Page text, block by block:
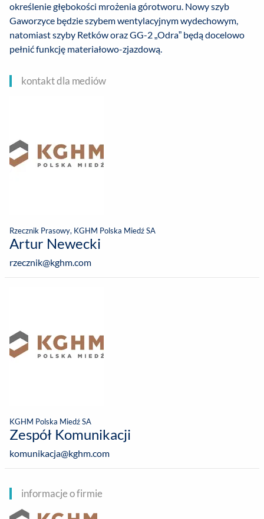
określenie głębokości mrożenia górotworu. Nowy szyb
Gaworzyce będzie szybem wentylacyjnym wydechowym,
natomiast szyby Retków oraz GG-2 „Odra” będą docelowo
pełnić funkcję materiałowo-zjazdową.
kontakt dla mediów
Rzecznik Prasowy, KGHM Polska Miedź SA
Artur Newecki
rzecznik@kghm.com
KGHM Polska Miedź SA
Zespół Komunikacji
komunikacja@kghm.com
informacje o firmie